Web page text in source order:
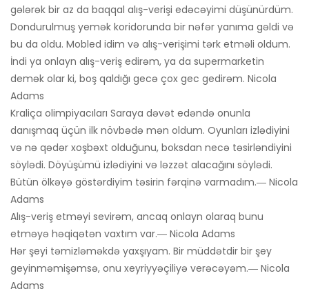
gələrək bir az da baqqal alış-verişi edəcəyimi düşünürdüm.
Dondurulmuş yemək koridorunda bir nəfər yanıma gəldi və
bu da oldu. Mobled idim və alış-verişimi tərk etməli oldum.
İndi ya onlayn alış-veriş edirəm, ya da supermarketin
demək olar ki, boş qaldığı gecə çox gec gedirəm. Nicola
Adams
Kraliça olimpiyacıları Saraya dəvət edəndə onunla
danışmaq üçün ilk növbədə mən oldum. Oyunları izlədiyini
və nə qədər xoşbəxt olduğunu, boksdan necə təsirləndiyini
söylədi. Döyüşümü izlədiyini və ləzzət alacağını söylədi.
Bütün ölkəyə göstərdiyim təsirin fərqinə varmadım.― Nicola
Adams
Alış-veriş etməyi sevirəm, ancaq onlayn olaraq bunu
etməyə həqiqətən vaxtım var.― Nicola Adams
Hər şeyi təmizləməkdə yaxşıyam. Bir müddətdir bir şey
geyinməmişəmsə, onu xeyriyyəçiliyə verəcəyəm.― Nicola
Adams